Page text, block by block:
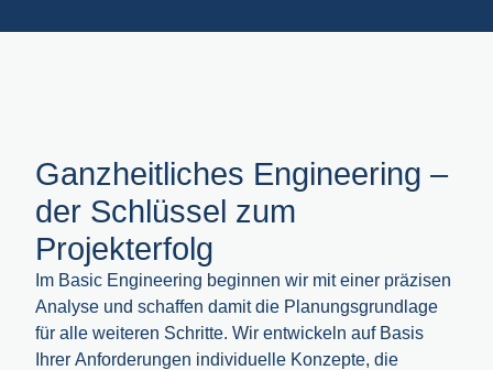
Ganzheitliches Engineering –
der Schlüssel zum
Projekterfolg
Im Basic Engineering beginnen wir mit einer präzisen
Analyse und schaffen damit die Planungsgrundlage
für alle weiteren Schritte. Wir entwickeln auf Basis
Ihrer Anforderungen individuelle Konzepte, die